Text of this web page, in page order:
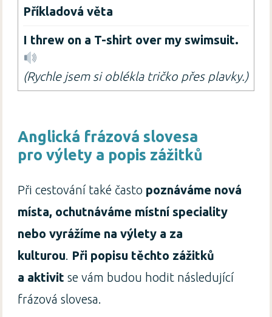
I threw on a T-shirt over my swimsuit.
(Rychle jsem si oblékla tričko přes plavky.)
Anglická frázová slovesa
pro výlety a popis zážitků
Při cestování také často poznáváme nová
místa, ochutnáváme místní speciality
nebo vyrážíme na výlety a za
kulturou Při popisu těchto zážitků
a aktivit se vám budou hodit následující
frázová slovesa.